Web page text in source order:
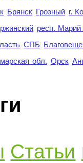
Брянск Грозный г.
респ.
СПБ
обл. Орск
Статьи